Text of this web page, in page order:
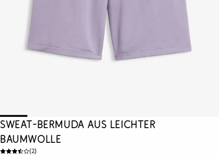
Sweat-Bermuda aus leichter
Baumwolle
(2)